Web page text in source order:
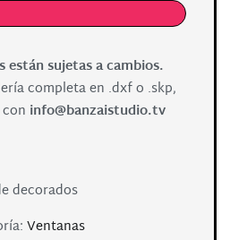
están sujetas a cambios.
completa en .dxf o .skp,
info@banzaistudio.tv
decorados
Ventanas